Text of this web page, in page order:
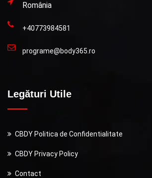
România
+40773984581
programe@body365.ro
Legături Utile
CBDY Politica de Confidentialitate
CBDY Privacy Policy
Contact